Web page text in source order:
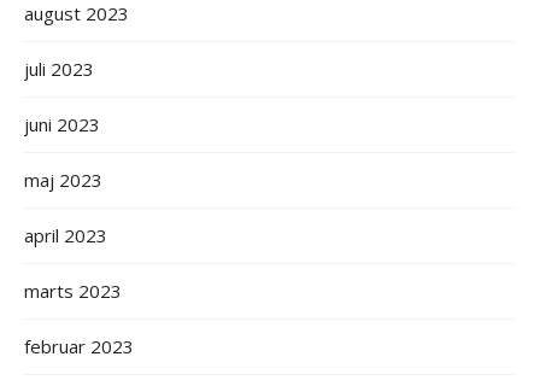
august 2023
juli 2023
juni 2023
maj 2023
april 2023
marts 2023
februar 2023